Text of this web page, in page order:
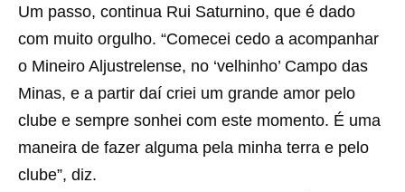
Um passo, continua Rui Saturnino, que é dado
com muito orgulho. “Comecei cedo a acompanhar
o Mineiro Aljustrelense, no ‘velhinho’ Campo das
Minas, e a partir daí criei um grande amor pelo
clube e sempre sonhei com este momento. É uma
maneira de fazer alguma pela minha terra e pelo
clube”, diz.